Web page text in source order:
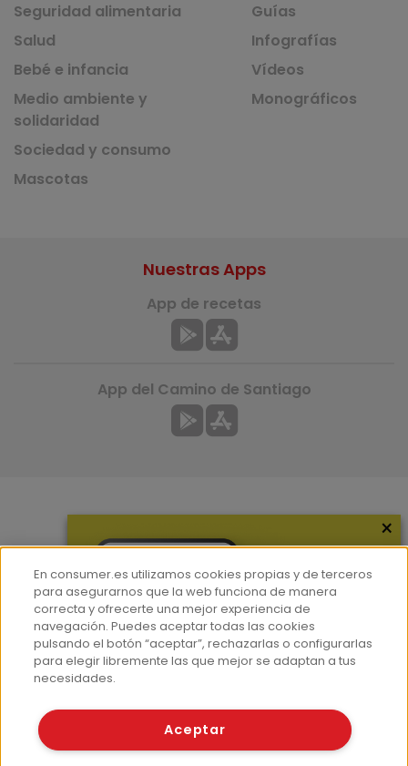
Seguridad alimentaria
Salud
Bebé e infancia
Medio ambiente y
solidaridad
Sociedad y consumo
Mascotas
Guías
Infografías
Vídeos
Monográficos
Hemeroteca
Contacto
Prensa
Corpus Lingüístico Consumer
Nuestras Apps
App de recetas
App del Camino de Santiago
© Fundación EROSKI
×
En consumer.es utilizamos cookies propias y de terceros
para asegurarnos que la web funciona de manera
correcta y ofrecerte una mejor experiencia de
navegación. Puedes aceptar todas las cookies
pulsando el botón “aceptar”, rechazarlas o configurarlas
para elegir libremente las que mejor se adaptan a tus
necesidades.
Aceptar